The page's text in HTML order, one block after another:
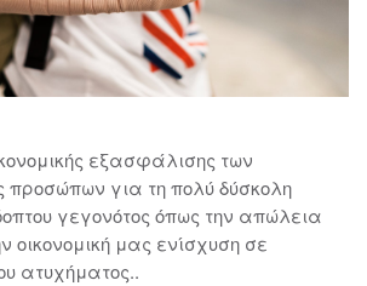
εξασφάλισης των
για τη πολύ δύσκολη
γεγονότος όπως την απώλεια
οικονομική μας ενίσχυση σε
ατυχήματος..